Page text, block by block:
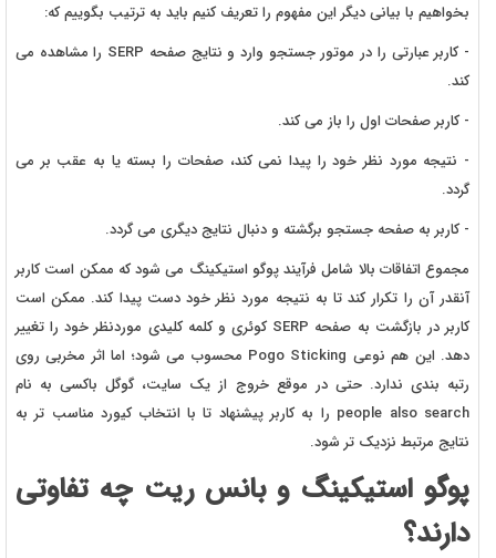
بخواهیم با بیانی دیگر این مفهوم را تعریف کنیم باید به ترتیب بگوییم که:
- کاربر عبارتی را در موتور جستجو وارد و نتایج صفحه SERP را مشاهده می
کند.
- کاربر صفحات اول را باز می کند.
- نتیجه مورد نظر خود را پیدا نمی کند، صفحات را بسته یا به عقب بر می
گردد.
- کاربر به صفحه جستجو برگشته و دنبال نتایج دیگری می گردد.
مجموع اتفاقات بالا شامل فرآیند پوگو استیکینگ می شود که ممکن است کاربر
آنقدر آن را تکرار کند تا به نتیجه مورد نظر خود دست پیدا کند. ممکن است
کاربر در بازگشت به صفحه SERP کوئری و کلمه کلیدی موردنظر خود را تغییر
دهد. این هم نوعی Pogo Sticking محسوب می شود؛ اما اثر مخربی روی
رتبه بندی ندارد. حتی در موقع خروج از یک سایت، گوگل باکسی به نام
people also search را به کاربر پیشنهاد تا با انتخاب کیورد مناسب تر به
نتایج مرتبط نزدیک تر شود.
پوگو استیکینگ و بانس ریت چه تفاوتی
دارند؟